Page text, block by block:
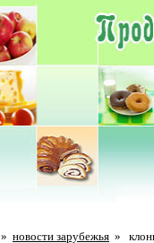
» новости зарубежья »